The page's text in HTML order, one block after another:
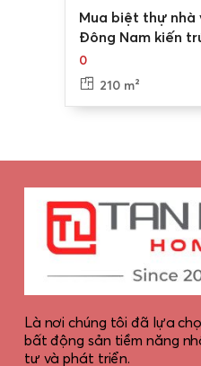
Mua biệt thự
Đông Nam kiến
diện tích 210m2
Nam An Khánh,
0
210 m²
Là nơi chúng tôi đã lựa
bất động sản tiềm năng
tư và phát triển.